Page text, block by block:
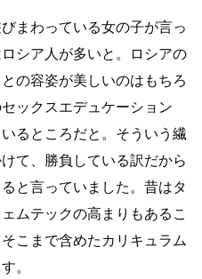
まわっている女の子が言っ
シア人が多いと。ロシアの
の容姿が美しいのはもちろ
ックスエデュケーション
るところだと。そういう繊
て、勝負している訳だから
と言っていました。昔はタ
ムテックの高まりもあるこ
こまで含めたカリキュラム
。